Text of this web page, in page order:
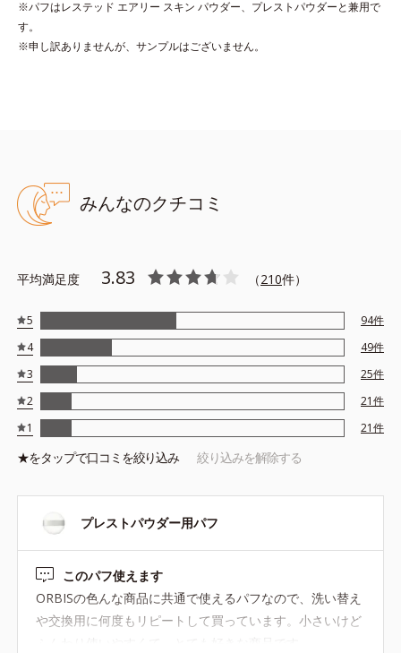
*1 シリカ、セルロース、窒化ホウ素配合＝セミマット肌を叶え
る球状と板状の粉体
●無香料 ●酸化しやすい油分不使用 ●タール色素不使用
●SPF50+／PA++++ ●UV耐水性★★ ●スーパーウォータープルー
フ*1 ●スムースヴェールパウダー*2＝セミマット肌を叶える球状
ングキープ処方＝皮脂吸着粉体とくすみにくい粉体で、崩れにくい
処方 ●スキマレスUVプロテクター*4＝隙間なく肌をUVカットでき
*1：化粧持ち性能 *2：シリカ、セルロース、窒化ホウ素 *3：シ
リカ *4：メトキシケイヒ酸エチルへキシル、ビスエチルヘキシル
ルヘキシルトリアゾン *5：ブドウ果実エキス、ヒアルロン酸Na
※アレルギーテスト済＝全ての方にアレルギーが起こらないという
ことではありません。
※パフはレステッド エアリー スキン パウダー、プレストパウダーと兼用で
す。
※申し訳ありませんが、サンプルはございません。
みんなのクチコミ
平均満足度 3.83 （210件）
5 94件
4
49件
3
25件
2
21件
1
21件
★をタップで口コミを絞り込み 絞り込みを解除する
プレストパウダー用パフ
このパフ使えます
ORBISの色んな商品に共通で使えるパフなので、洗い替え
や交換用に何度もリピートして買っています。小さいけど